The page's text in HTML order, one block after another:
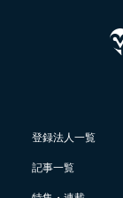
登録法人一覧
記事一覧